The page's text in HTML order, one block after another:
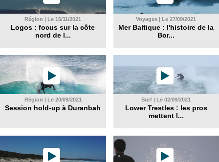
Région | Le 15/11/2021
Logos : focus sur la côte
nord de l...
Voyages | Le 27/09/2021
Mer Baltique : l'histoire de la
Bor...
Région | Le 20/09/2021
Session hold-up à Duranbah
Surf | Le 02/09/2021
Lower Trestles : les pros
mettent l...